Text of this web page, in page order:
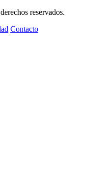
reservados.
Contacto